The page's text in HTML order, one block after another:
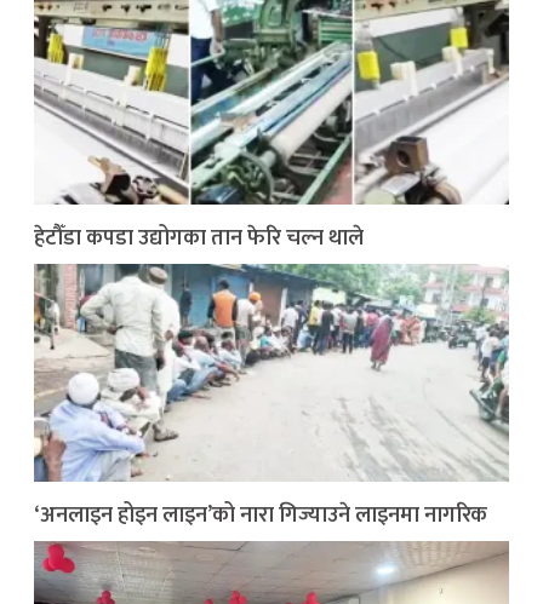
हेटौँडा कपडा उद्योगका तान फेरि चल्न थाले
‘अनलाइन होइन लाइन’को नारा गिज्याउने लाइनमा नागरिक